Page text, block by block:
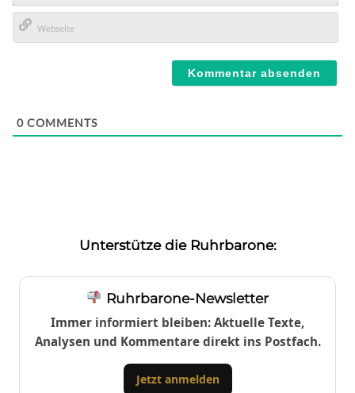
E-
Mail*
0 COMMENTS
Unterstütze die Ruhrbarone:
Ruhrbarone-Newsletter
Immer informiert bleiben: Aktuelle Texte,
Analysen und Kommentare direkt ins Postfach.
Jetzt anmelden